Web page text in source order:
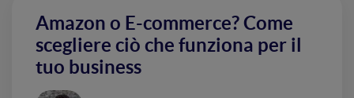
Amazon o E-commerce? Come
scegliere ciò che funziona per il
tuo business